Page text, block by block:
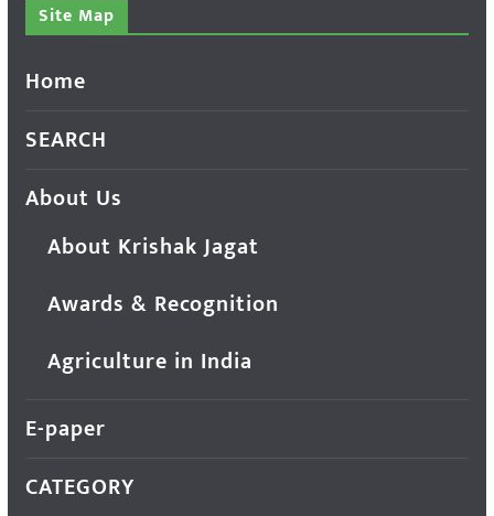
Site Map
Home
SEARCH
About Us
About Krishak Jagat
Awards & Recognition
Agriculture in India
E-paper
CATEGORY